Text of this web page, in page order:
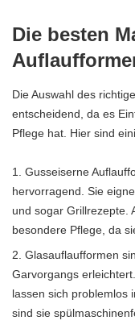
Die besten
Die Auswahl des
entscheidend, da es
Pflege hat. Hier sind
Gusseiserne
hervorragend. Sie
und sogar Grillrezepte.
besondere Pflege, da
Glasauflaufformen
Garvorgangs
lassen sich problemlos
sind sie